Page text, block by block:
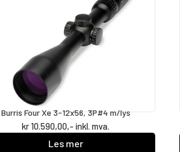
Burris Four Xe 3-12x56, 3P#4 m/lys
kr10.590,00,- inkl. mva.
Les mer